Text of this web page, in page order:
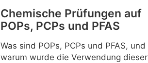
Chemische Prüfungen auf
POPs, PCPs und PFAS
Was sind POPs, PCPs und PFAS, und
warum wurde die Verwendung dieser